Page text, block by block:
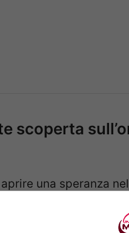
scoperta
una speranza
che si manifesta
,